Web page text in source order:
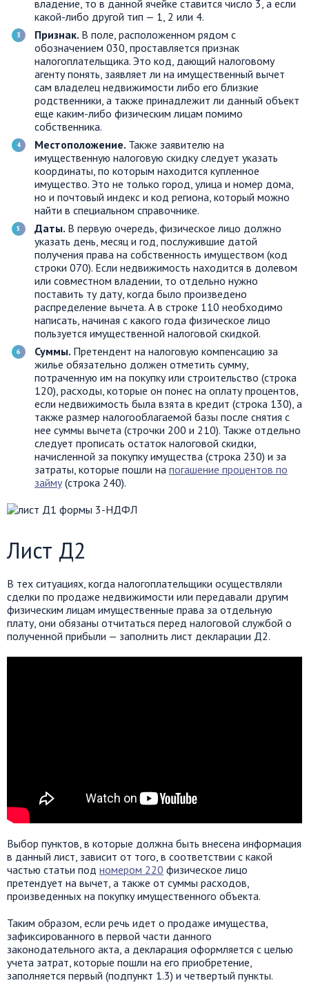
владение, то в данной ячейке ставится число 3, а если
какой-либо другой тип — 1, 2 или 4.
Признак. В поле, расположенном рядом с
обозначением 030, проставляется признак
налогоплательщика. Это код, дающий налоговому
агенту понять, заявляет ли на имущественный вычет
сам владелец недвижимости либо его близкие
родственники, а также принадлежит ли данный объект
еще каким-либо физическим лицам помимо
собственника.
Местоположение. Также заявителю на
имущественную налоговую скидку следует указать
координаты, по которым находится купленное
имущество. Это не только город, улица и номер дома,
но и почтовый индекс и код региона, который можно
найти в специальном справочнике.
Даты. В первую очередь, физическое лицо должно
указать день, месяц и год, послужившие датой
получения права на собственность имуществом (код
строки 070). Если недвижимость находится в долевом
или совместном владении, то отдельно нужно
поставить ту дату, когда было произведено
распределение вычета. А в строке 110 необходимо
написать, начиная с какого года физическое лицо
пользуется имущественной налоговой скидкой.
Суммы. Претендент на налоговую компенсацию за
жилье обязательно должен отметить сумму,
потраченную им на покупку или строительство (строка
120), расходы, которые он понес на оплату процентов,
если недвижимость была взята в кредит (строка 130), а
также размер налогооблагаемой базы после снятия с
нее суммы вычета (строчки 200 и 210). Также отдельно
следует прописать остаток налоговой скидки,
начисленной за покупку имущества (строка 230) и за
затраты, которые пошли на погашение процентов по
займу(строка 240).
Лист Д2
В тех ситуациях, когда налогоплательщики осуществляли
сделки по продаже недвижимости или передавали другим
физическим лицам имущественные права за отдельную
плату, они обязаны отчитаться перед налоговой службой о
полученной прибыли — заполнить лист декларации Д2.
Выбор пунктов, в которые должна быть внесена информация
в данный лист, зависит от того, в соответствии с какой
частью статьи под номером 220 физическое лицо
претендует на вычет, а также от суммы расходов,
произведенных на покупку имущественного объекта.
Таким образом, если речь идет о продаже имущества,
зафиксированного в первой части данного
законодательного акта, а декларация оформляется с целью
учета затрат, которые пошли на его приобретение,
заполняется первый (подпункт 1.3) и четвертый пункты.